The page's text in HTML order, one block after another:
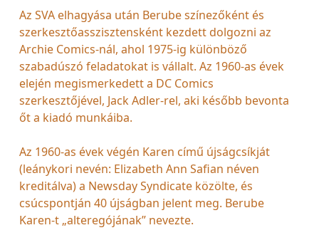
Az SVA elhagyása után Berube színezőként és
szerkesztőasszisztensként kezdett dolgozni az
Archie Comics-nál, ahol 1975-ig különböző
szabadúszó feladatokat is vállalt. Az 1960-as évek
elején megismerkedett a DC Comics
szerkesztőjével, Jack Adler-rel, aki később bevonta
őt a kiadó munkáiba.
Az 1960-as évek végén Karen című újságcsíkját
(leánykori nevén: Elizabeth Ann Safian néven
kreditálva) a Newsday Syndicate közölte, és
csúcspontján 40 újságban jelent meg. Berube
Karen-t „alteregójának” nevezte.